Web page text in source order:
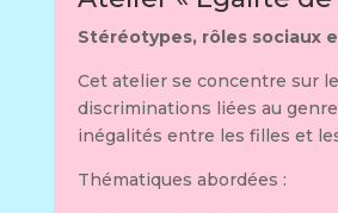
Stéréotypes, rôles sociaux
Cet atelier se concentre sur
discriminations liées au
inégalités entre les filles et
Thématiques abordées :